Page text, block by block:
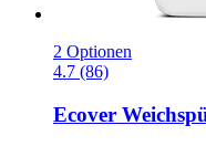
2 Optionen
4.7 (86)
Ecover